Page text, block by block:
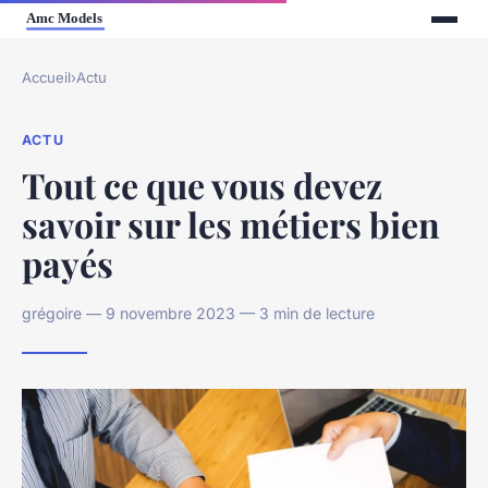
Accueil›Actu
ACTU
Tout ce que vous devez
savoir sur les métiers bien
payés
grégoire — 9 novembre 2023 — 3 min de lecture